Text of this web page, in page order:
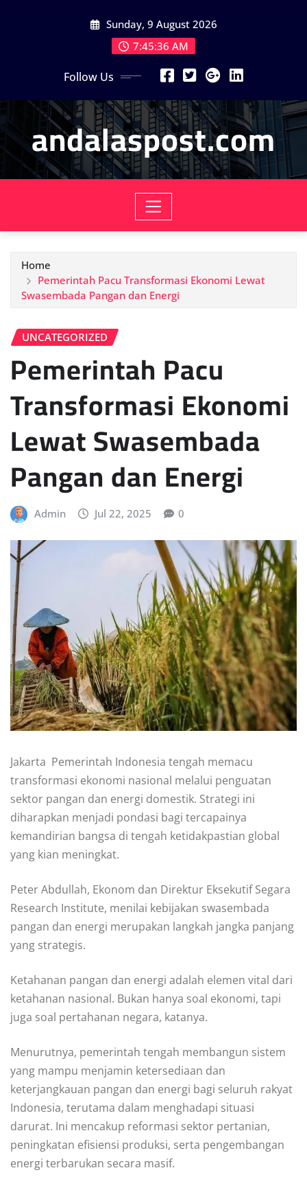
Sunday, 9 August 2026
7:45:38 AM
Follow Us
andalaspost.com
Home
Pemerintah Pacu Transformasi Ekonomi Lewat
Swasembada Pangan dan Energi
UNCATEGORIZED
Pemerintah Pacu
Transformasi Ekonomi
Lewat Swasembada
Pangan dan Energi
Admin Jul 22, 2025 0
Jakarta  Pemerintah Indonesia tengah memacu
transformasi ekonomi nasional melalui penguatan
sektor pangan dan energi domestik. Strategi ini
diharapkan menjadi pondasi bagi tercapainya
kemandirian bangsa di tengah ketidakpastian global
yang kian meningkat.
Peter Abdullah, Ekonom dan Direktur Eksekutif Segara
Research Institute, menilai kebijakan swasembada
pangan dan energi merupakan langkah jangka panjang
yang strategis.
Ketahanan pangan dan energi adalah elemen vital dari
ketahanan nasional. Bukan hanya soal ekonomi, tapi
juga soal pertahanan negara, katanya.
Menurutnya, pemerintah tengah membangun sistem
yang mampu menjamin ketersediaan dan
keterjangkauan pangan dan energi bagi seluruh rakyat
Indonesia, terutama dalam menghadapi situasi
darurat. Ini mencakup reformasi sektor pertanian,
peningkatan efisiensi produksi, serta pengembangan
energi terbarukan secara masif.